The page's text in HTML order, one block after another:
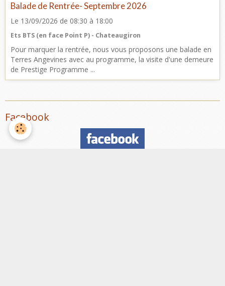
Balade de Rentrée- Septembre 2026
Le 13/09/2026 de 08:30 à 18:00
Ets BTS (en face Point P) - Chateaugiron
Pour marquer la rentrée, nous vous proposons une balade en
Terres Angevines avec au programme, la visite d'une demeure
de Prestige Programme ...
Facebook